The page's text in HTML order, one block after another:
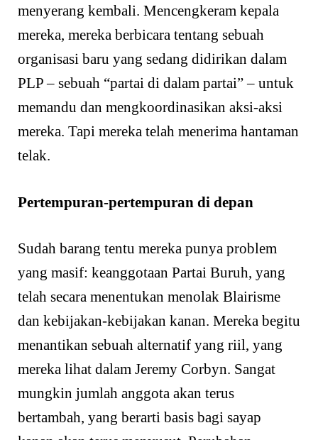
menyerang kembali. Mencengkeram kepala
mereka, mereka berbicara tentang sebuah
organisasi baru yang sedang didirikan dalam
PLP – sebuah “partai di dalam partai” – untuk
memandu dan mengkoordinasikan aksi-aksi
mereka. Tapi mereka telah menerima hantaman
telak.
Pertempuran-pertempuran di depan
Sudah barang tentu mereka punya problem
yang masif: keanggotaan Partai Buruh, yang
telah secara menentukan menolak Blairisme
dan kebijakan-kebijakan kanan. Mereka begitu
menantikan sebuah alternatif yang riil, yang
mereka lihat dalam Jeremy Corbyn. Sangat
mungkin jumlah anggota akan terus
bertambah, yang berarti basis bagi sayap